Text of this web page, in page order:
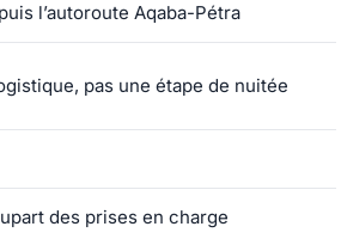
l’autoroute Aqaba-Pétra
pas une étape de nuitée
des prises en charge